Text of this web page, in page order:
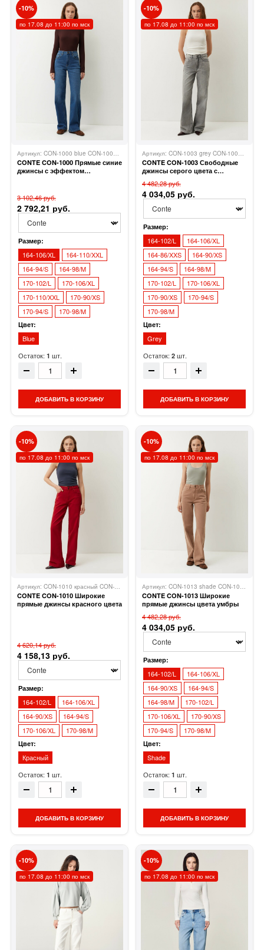
10
по 17.08 до 11:00 по мск
CONTE CON-1000 Прямые синие
джинсы с эффектом
Артикул: CON-1000 blue CON-1000
3 102,46 руб.
2 792,21 руб.
Размер:
164-106/XL
164-110/XXL
164-94/S
164-98/M
170-102/L
170-106/XL
170-110/XXL
170-90/XS
170-94/S
170-98/M
Цвет:
Blue
Остаток: 1 шт.
ДОБАВИТЬ В КОРЗИНУ
10
по 17.08 до 11:00 по мск
CONTE CON-1003 Свободные
джинсы серого цвета с
Артикул: CON-1003 grey CON-1003
4 482,28 руб.
4 034,05 руб.
Размер:
164-102/L
164-106/XL
164-86/XXS
164-90/XS
164-94/S
164-98/M
170-102/L
170-106/XL
170-90/XS
170-94/S
170-98/M
Цвет:
Grey
Остаток: 2 шт.
ДОБАВИТЬ В КОРЗИНУ
10
по 17.08 до 11:00 по мск
CONTE CON-1010 Широкие
прямые джинсы красного цвета
Артикул: CON-1010 красный CON-1010 Conte
4 620,14 руб.
4 158,13 руб.
Размер:
164-102/L
164-106/XL
164-90/XS
164-94/S
170-106/XL
170-98/M
Цвет:
Красный
Остаток: 1 шт.
ДОБАВИТЬ В КОРЗИНУ
10
по 17.08 до 11:00 по мск
CONTE CON-1013 Широкие
прямые джинсы цвета умбры
Артикул: CON-1013 shade CON-1013
4 482,28 руб.
4 034,05 руб.
Размер:
164-102/L
164-106/XL
164-90/XS
164-94/S
164-98/M
170-102/L
170-106/XL
170-90/XS
170-94/S
170-98/M
Цвет:
Shade
Остаток: 1 шт.
ДОБАВИТЬ В КОРЗИНУ
10
по 17.08 до 11:00 по мск
10
по 17.08 до 11:00 по мск